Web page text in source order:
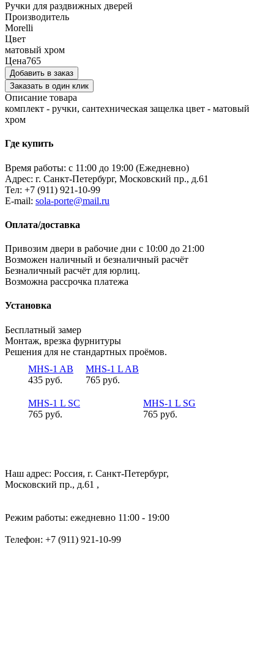
Ручки для раздвижных дверей
Производитель
Morelli
Цвет
матовый хром
Цена765
Добавить в заказ
Заказать в один клик
Описание товара
комплект - ручки, сантехническая защелка цвет - матовый
хром
Где купить
Время работы: с 11:00 до 19:00 (Ежедневно)
Адрес: г. Санкт-Петербург, Московский пр., д.61
Тел: +7 (911) 921-10-99
E-mail: sola-porte@mail.ru
Оплата/доставка
Привозим двери в рабочие дни с 10:00 до 21:00
Возможен наличный и безналичный расчёт
Безналичный расчёт для юрлиц.
Возможна рассрочка платежа
Установка
Бесплатный замер
Монтаж, врезка фурнитуры
Решения для не стандартных проёмов.
MHS-1 AB
435 руб.
MHS-1 L AB
765 руб.
MHS-1 L SC
765 руб.
MHS-1 L SG
765 руб.
Наш адрес: Россия, г. Санкт-Петербург,
Московский пр., д.61 ,
Режим работы: ежедневно 11:00 - 19:00
Телефон: +7 (911) 921-10-99